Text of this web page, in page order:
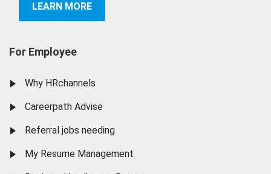
LEARN MORE
For Employee
Why HRchannels
Careerpath Advise
Referral jobs needing
My Resume Management